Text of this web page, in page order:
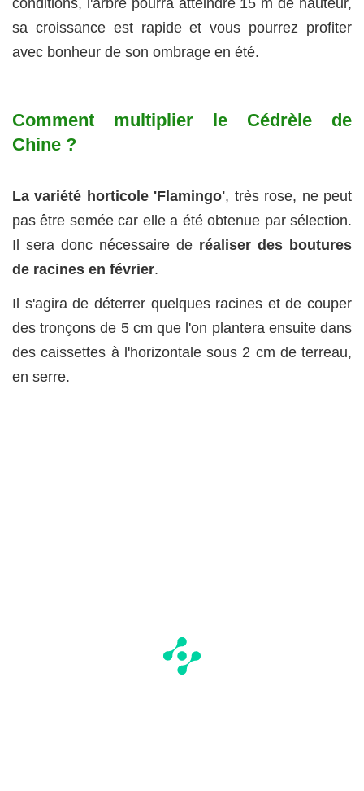
conditions, l'arbre pourra atteindre 15 m de hauteur,
sa croissance est rapide et vous pourrez profiter
avec bonheur de son ombrage en été.
Comment multiplier le Cédrèle de
Chine ?
La variété horticole 'Flamingo', très rose, ne peut
pas être semée car elle a été obtenue par sélection.
Il sera donc nécessaire de réaliser des boutures
de racines en février.
Il s'agira de déterrer quelques racines et de couper
des tronçons de 5 cm que l'on plantera ensuite dans
des caissettes à l'horizontale sous 2 cm de terreau,
en serre.